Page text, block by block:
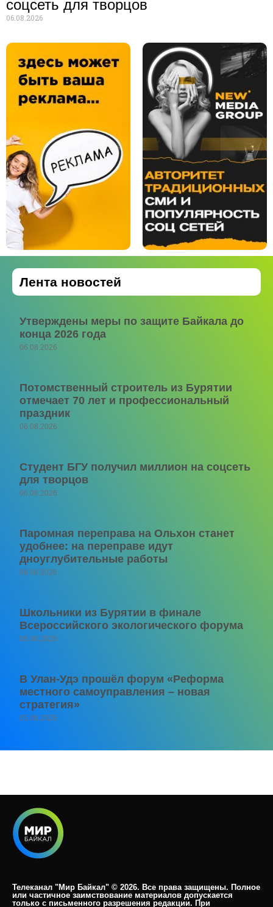
соцсеть для творцов
06.08.2026
Лента новостей
Утверждены меры по защите Байкала до
конца 2026 года
06.08.2026
Потомственный строитель из Бурятии
отмечает 70 лет и профессиональный
праздник
06.08.2026
Студент БГУ получил миллион на соцсеть
для творцов
06.08.2026
Паромная переправа на Ольхон станет
удобнее: на переправе идут
дноуглубительные работы
06.08.2026
Школьники из Бурятии в финале
Всероссийского экологического форума
06.08.2026
В Улан-Удэ прошёл форум «Реформа
местного самоуправления – новая
стратегия»
05.08.2026
Телеканал "Мир Байкал" © 2026. Все права защищены. Полное
или частичное заимствование материалов допускается
только с письменного разрешения редакции. При